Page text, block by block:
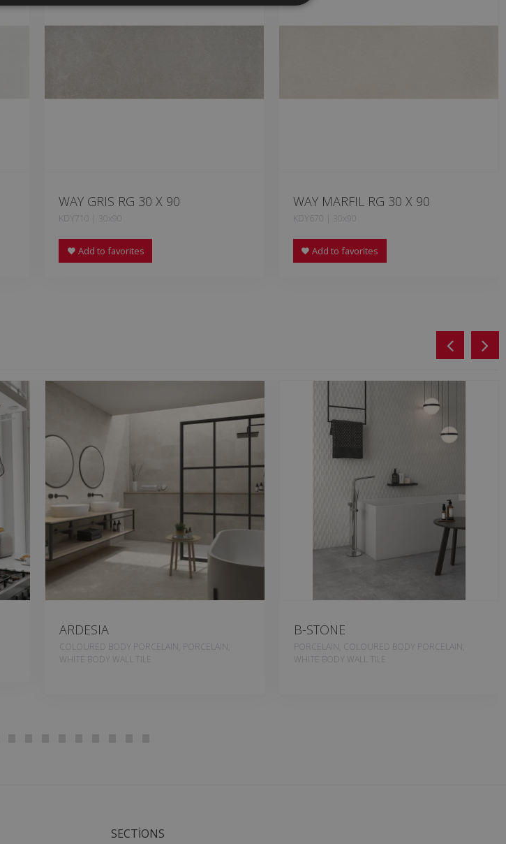
WAY GRIS RG 30 X 90
KDY710 | 30x90
Add to favorites
WAY MARFIL RG 30 X 90
KDY670 | 30x90
Add to favorites
ARDESIA
COLOURED BODY PORCELAIN, PORCELAIN,
WHITE BODY WALL TILE
B-STONE
PORCELAIN, COLOURED BODY PORCELAIN,
WHITE BODY WALL TILE
SECTIONS